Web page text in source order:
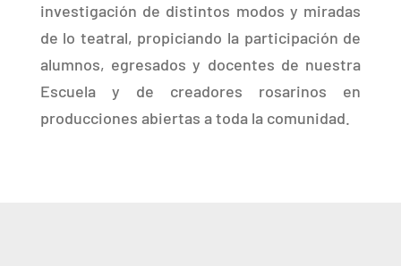
investigación de distintos modos y miradas
de lo teatral, propiciando la participación de
alumnos, egresados y docentes de nuestra
Escuela y de creadores rosarinos en
producciones abiertas a toda la comunidad.